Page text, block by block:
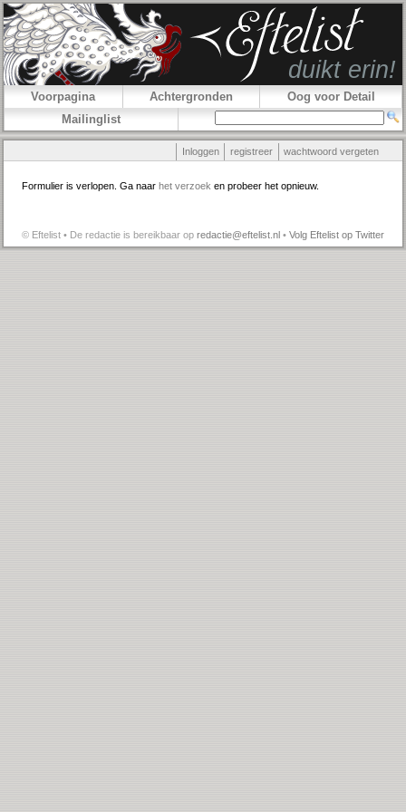
Voorpagina Achtergronden
Oog voor Detail
Mailinglist
Inloggen registreer wachtwoord vergeten
Formulier is verlopen. Ga naar het verzoek en probeer het opnieuw.
© Eftelist • De redactie is bereikbaar op redactie@eftelist.nl • Volg Eftelist op Twitter